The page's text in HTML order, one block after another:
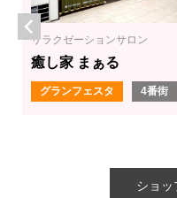
リラクゼーションサロン
癒し家 まぁる
グランフェスタ 4番街
ショッ